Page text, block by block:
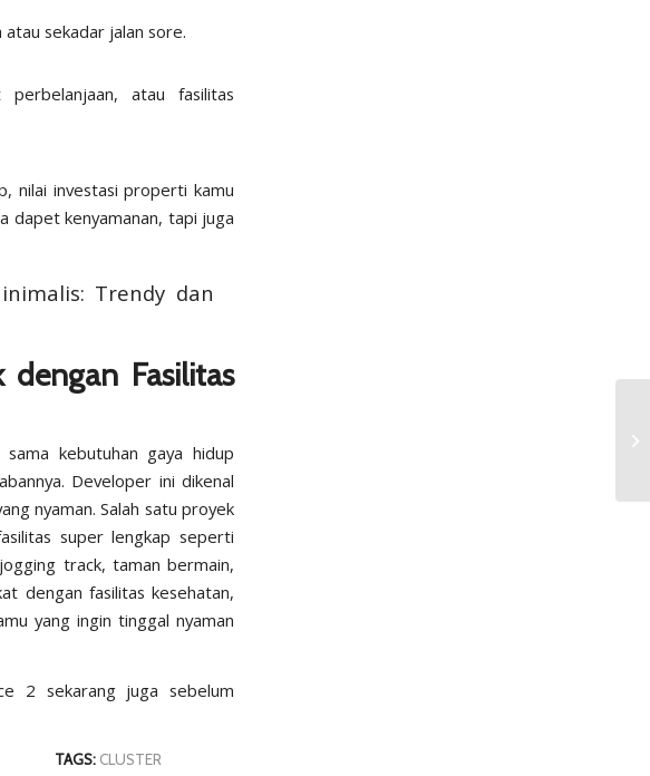
sekadar jalan sore.
atau fasilitas
nilai investasi properti kamu
dapet kenyamanan, tapi juga
Trendy dan
dengan Fasilitas
kebutuhan gaya hidup
Developer ini dikenal
nyaman. Salah satu proyek
super lengkap seperti
jogging track, taman bermain,
dengan fasilitas kesehatan,
yang ingin tinggal nyaman
2 sekarang juga sebelum
TAGS: CLUSTER